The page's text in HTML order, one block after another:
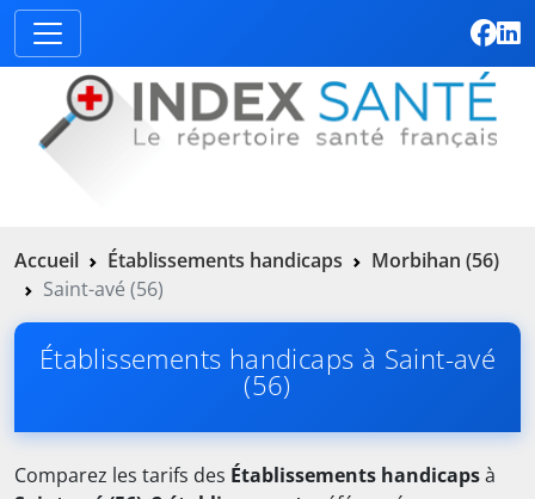
Accueil Établissements handicaps
Morbihan (56)
Saint-avé (56)
Établissements handicaps à Saint-avé
(56)
Comparez les tarifs des Établissements handicapsà